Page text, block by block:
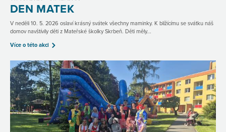
DEN MATEK
V neděli 10. 5. 2026 oslaví krásný svátek všechny maminky. K blížícímu se svátku náš
domov navštívily děti z Mateřské školky Skrbeň. Děti měly...
Více o této akci